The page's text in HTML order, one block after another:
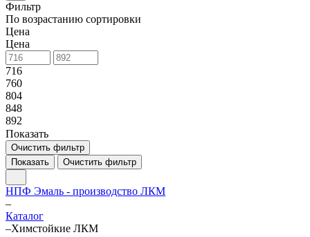
Фильтр
По возрастанию сортировки
Цена
Цена
716
760
804
848
892
Показать
Очистить фильтр
Показать
Очистить фильтр
НПФ Эмаль - производство ЛКМ
–
Каталог
–Химстойкие ЛКМ